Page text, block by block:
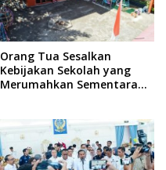
Orang Tua Sesalkan
Kebijakan Sekolah yang
Merumahkan Sementara